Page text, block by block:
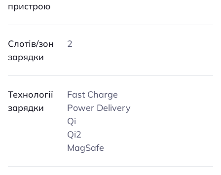
пристрою
Слотів/зон
зарядки
2
Технології
зарядки
Fast Charge
Power Delivery
Qi
Qi2
MagSafe